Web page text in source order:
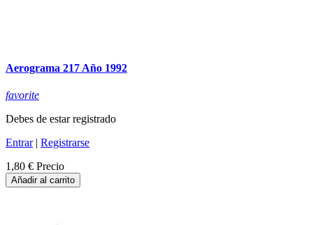
Aerograma 217 Año 1992
favorite
Debes de estar registrado
Entrar| Registrarse
1,80 € Precio
Añadir al carrito